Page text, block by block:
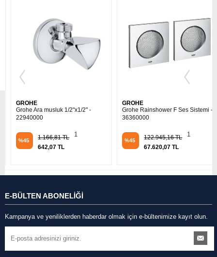
GROHE
Grohe Ara musluk 1/2"x1/2" -
22940000
%45
1.166,81 TL
642,07 TL
GROHE
Grohe Rainshower F Ses Sistemi -
36360000
%45
122.945,16 TL
67.620,07 TL
E-BÜLTEN ABONELİĞİ
Kampanya ve yeniliklerden haberdar olmak için e-bültenimize kayıt olun.